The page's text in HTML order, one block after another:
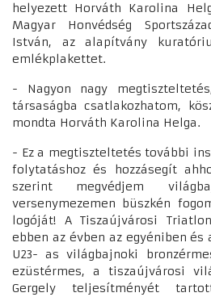
helyezett Horváth Karolina
Magyar Honvédség
István, az alapítvány
emlékplakettet.
- Nagyon nagy
társaságba csatlakozhatom,
mondta Horváth Karolina Helga.
- Ez a megtiszteltetés további
folytatáshoz és hozzásegít
szerint megvédjem
versenymezemen büszkén
logóját! A Tiszaújvárosi
ebben az évben az egyéniben
U23- as világbajnoki
ezüstérmes, a tiszaújvárosi
Gergely teljesítményét